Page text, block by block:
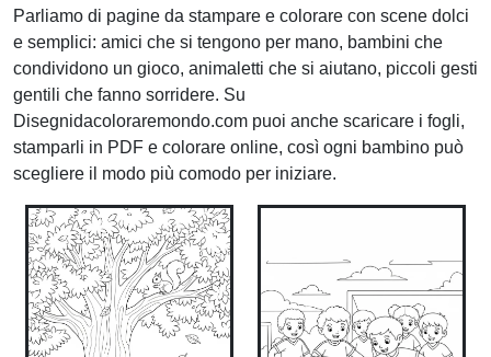
Parliamo di pagine da stampare e colorare con scene dolci
e semplici: amici che si tengono per mano, bambini che
condividono un gioco, animaletti che si aiutano, piccoli gesti
gentili che fanno sorridere. Su
Disegnidacoloraremondo.com puoi anche scaricare i fogli,
stamparli in PDF e colorare online, così ogni bambino può
scegliere il modo più comodo per iniziare.